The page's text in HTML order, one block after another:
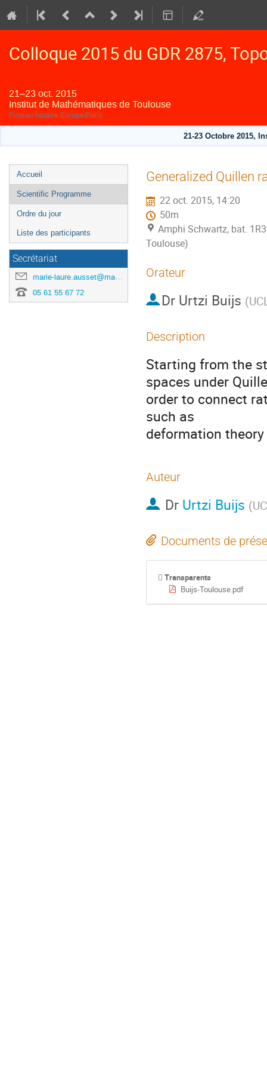
Colloque 2015 du GDR 2875,
21–23 oct. 2015
Institut de Mathématiques de Toulouse
Fuseau horaire Europe/Paris
21-23 Octobre 2015,
Menu
de
l'événement
Accueil
Scientific Programme
Ordre du jour
Liste des participants
Secrétariat
marie-laure.ausset@math.univ-toulouse.fr
05 61 55 67 72
Generalized Quillen
22 oct. 2015, 14:20
50m
Amphi Schwartz, bat.
Toulouse)
Orateur
Dr Urtzi Buijs (
Description
Starting from the
spaces under
order to connect
such as
deformation
Auteur
Dr Urtzi Buijs (
Documents de
Transparents
Buijs-Toulouse.pdf